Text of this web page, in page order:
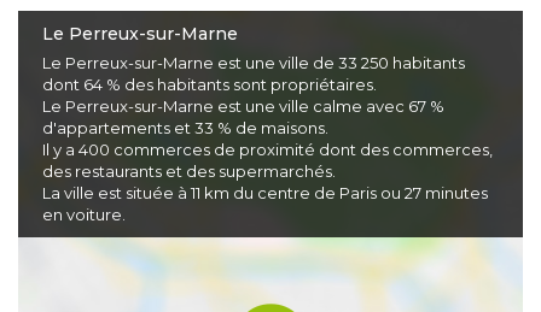
Le Perreux-sur-Marne
Le Perreux-sur-Marne est une ville de 33 250 habitants
dont 64 % des habitants sont propriétaires.
Le Perreux-sur-Marne est une ville calme avec 67 %
d'appartements et 33 % de maisons.
Il y a 400 commerces de proximité dont des commerces,
des restaurants et des supermarchés.
La ville est située à 11 km du centre de Paris ou 27 minutes
en voiture.